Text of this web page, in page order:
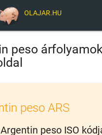
OLAJAR.HU
peso árfolyamok
peso ARS
peso ISO